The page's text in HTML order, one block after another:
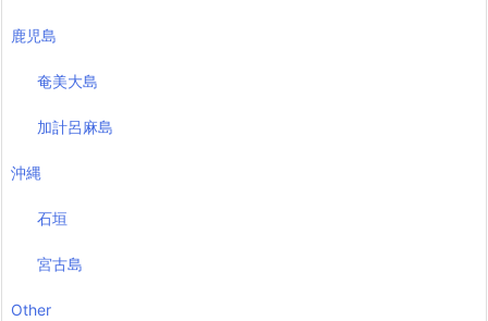
鹿児島
奄美大島
加計呂麻島
沖縄
石垣
宮古島
Other